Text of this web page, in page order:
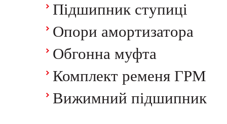
Підшипник ступиці
Опори амортизатора
Обгонна муфта
Комплект ременя ГРМ
Вижимний підшипник